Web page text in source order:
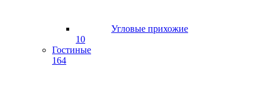
Угловые прихожие
10
Гостиные
164